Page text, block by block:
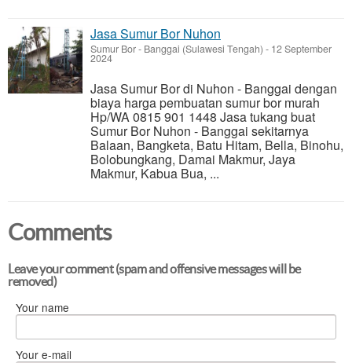
Jasa Sumur Bor Nuhon
Sumur Bor- Banggai (Sulawesi Tengah) - 12 September
2024
Jasa Sumur Bor di Nuhon - Banggai dengan
biaya harga pembuatan sumur bor murah
Hp/WA 0815 901 1448 Jasa tukang buat
Sumur Bor Nuhon - Banggai sekitarnya
Balaan, Bangketa, Batu Hitam, Bella, Binohu,
Bolobungkang, Damai Makmur, Jaya
Makmur, Kabua Bua, ...
Comments
Leave your comment (spam and offensive messages will be
removed)
Your name
Your e-mail